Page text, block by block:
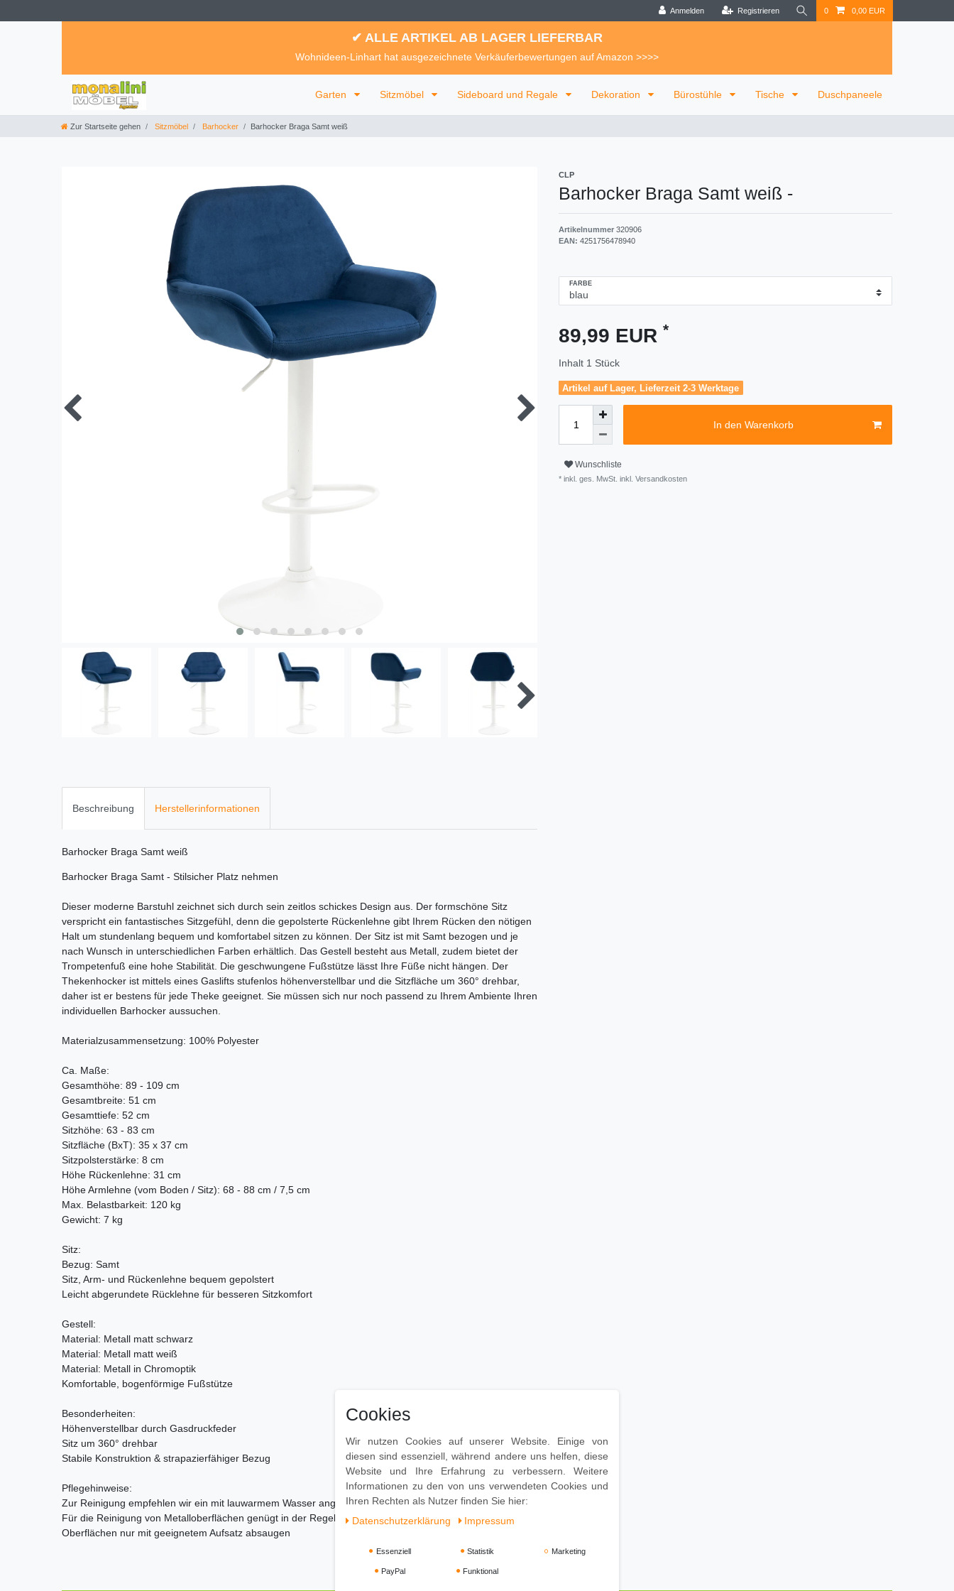
Anmelden Registrieren 0 0,00 EUR
✔ ALLE ARTIKEL AB LAGER LIEFERBAR
Wohnideen-Linhart hat ausgezeichnete Verkäuferbewertungen auf Amazon >>>>
Garten Sitzmöbel Sideboard und Regale Dekoration Bürostühle Tische Duschpaneele
Zur Startseite gehen Sitzmöbel Barhocker Barhocker Braga Samt weiß
CLP
Barhocker Braga Samt weiß -
Artikelnummer 320906
EAN: 4251756478940
FARBE
89,99 EUR *
Inhalt 1 Stück
Artikel auf Lager, Lieferzeit 2-3 Werktage
In den Warenkorb
Wunschliste
* inkl. ges. MwSt. inkl. Versandkosten
Beschreibung Herstellerinformationen
Barhocker Braga Samt weiß
Barhocker Braga Samt - Stilsicher Platz nehmen
Dieser moderne Barstuhl zeichnet sich durch sein zeitlos schickes Design aus. Der formschöne Sitz
verspricht ein fantastisches Sitzgefühl, denn die gepolsterte Rückenlehne gibt Ihrem Rücken den nötigen
Halt um stundenlang bequem und komfortabel sitzen zu können. Der Sitz ist mit Samt bezogen und je
nach Wunsch in unterschiedlichen Farben erhältlich. Das Gestell besteht aus Metall, zudem bietet der
Trompetenfuß eine hohe Stabilität. Die geschwungene Fußstütze lässt Ihre Füße nicht hängen. Der
Thekenhocker ist mittels eines Gaslifts stufenlos höhenverstellbar und die Sitzfläche um 360° drehbar,
daher ist er bestens für jede Theke geeignet. Sie müssen sich nur noch passend zu Ihrem Ambiente Ihren
individuellen Barhocker aussuchen.
Materialzusammensetzung: 100% Polyester
Ca. Maße:
Gesamthöhe: 89 - 109 cm
Gesamtbreite: 51 cm
Gesamttiefe: 52 cm
Sitzhöhe: 63 - 83 cm
Sitzfläche (BxT): 35 x 37 cm
Sitzpolsterstärke: 8 cm
Höhe Rückenlehne: 31 cm
Höhe Armlehne (vom Boden / Sitz): 68 - 88 cm / 7,5 cm
Max. Belastbarkeit: 120 kg
Gewicht: 7 kg
Sitz:
Bezug: Samt
Sitz, Arm- und Rückenlehne bequem gepolstert
Leicht abgerundete Rücklehne für besseren Sitzkomfort
Gestell:
Material: Metall matt schwarz
Material: Metall matt weiß
Material: Metall in Chromoptik
Komfortable, bogenförmige Fußstütze
Besonderheiten:
Höhenverstellbar durch Gasdruckfeder
Sitz um 360° drehbar
Stabile Konstruktion & strapazierfähiger Bezug
Pflegehinweise:
Zur Reinigung empfehlen wir ein mit lauwarmem Wasser angefeuchtetes Baumwolltuch
Für die Reinigung von Metalloberflächen genügt in der Regel eine milde Spüllösung
Oberflächen nur mit geeignetem Aufsatz absaugen
Cookies
Wir nutzen Cookies auf unserer Website. Einige von
diesen sind essenziell, während andere uns helfen, diese
Website und Ihre Erfahrung zu verbessern. Weitere
Informationen zu den von uns verwendeten Cookies und
Ihren Rechten als Nutzer finden Sie hier:
Daten­schutz­erklärung
Impressum
Essenziell Statistik Marketing
PayPal Funktional